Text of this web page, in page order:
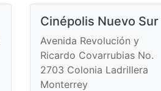
Cinépolis Nuevo Sur
Avenida Revolución y
Ricardo Covarrubias No.
2703 Colonia Ladrillera
Monterrey